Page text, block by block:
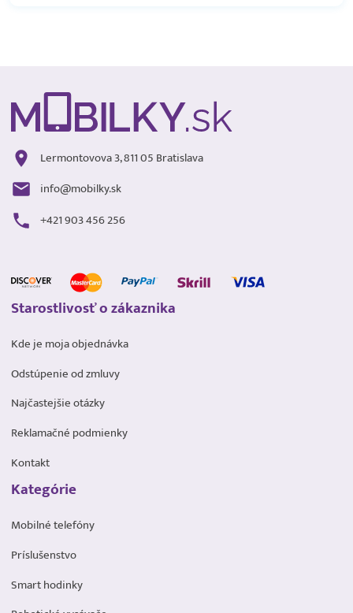
Lermontovova 3, 811 05 Bratislava
info@mobilky.sk
+421 903 456 256
Starostlivosť o zákaznika
Kde je moja objednávka
Odstúpenie od zmluvy
Najčastejšie otázky
Reklamačné podmienky
Kontakt
Kategórie
Mobilné telefóny
Príslušenstvo
Smart hodinky